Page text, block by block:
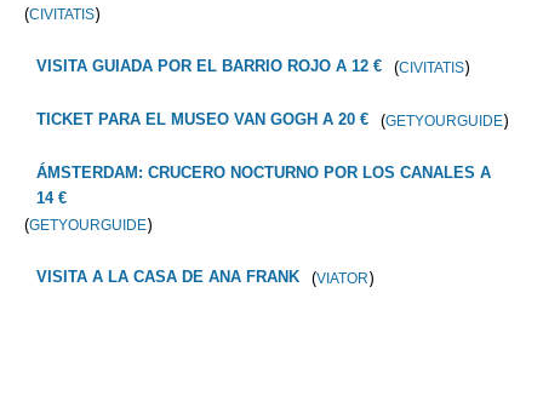
(CIVITATIS)
VISITA GUIADA POR EL BARRIO ROJO A 12 € (CIVITATIS)
TICKET PARA EL MUSEO VAN GOGH A 20 € (GETYOURGUIDE)
ÁMSTERDAM: CRUCERO NOCTURNO POR LOS CANALES A
14 €
(GETYOURGUIDE)
VISITA A LA CASA DE ANA FRANK (VIATOR)